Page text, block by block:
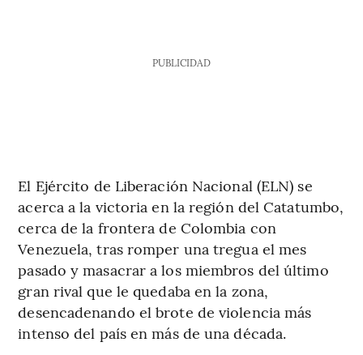
PUBLICIDAD
El Ejército de Liberación Nacional (ELN) se
acerca a la victoria en la región del Catatumbo,
cerca de la frontera de Colombia con
Venezuela, tras romper una tregua el mes
pasado y masacrar a los miembros del último
gran rival que le quedaba en la zona,
desencadenando el brote de violencia más
intenso del país en más de una década.